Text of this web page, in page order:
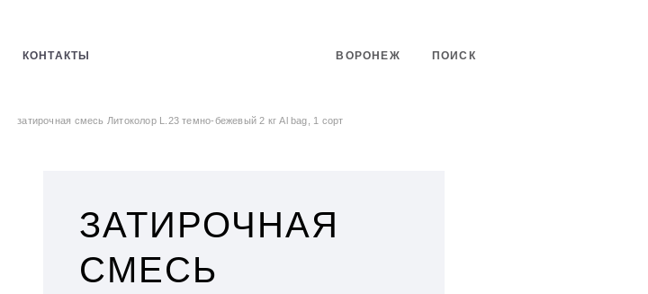
КОНТАКТЫ
затирочная смесь Литоколор L.23 темно-бежевый 2 кг Al bag, 1 сорт
ПОИСК
ВОРОНЕЖ
ЗАТИРОЧНАЯ
СМЕСЬ